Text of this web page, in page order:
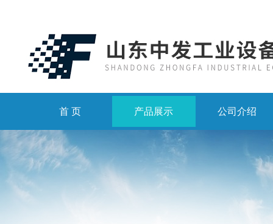
首 页 产品展示 公司介绍